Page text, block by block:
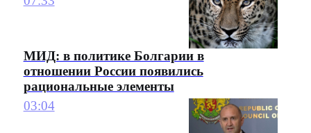
МИД: в политике Болгарии в
отношении России появились
рациональные элементы
03:04